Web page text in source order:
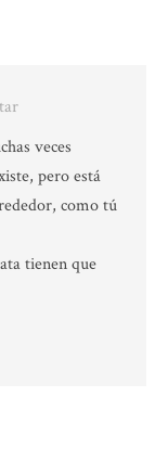
veces
pero está
como tú
tienen que